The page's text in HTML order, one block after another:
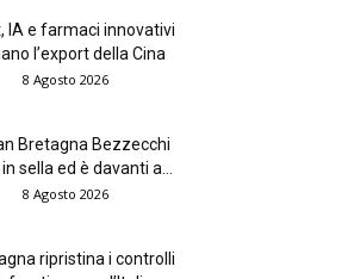
IA e farmaci innovativi
l’export della Cina
8 Agosto 2026
Bretagna Bezzecchi
sella ed è davanti a...
8 Agosto 2026
ripristina i controlli